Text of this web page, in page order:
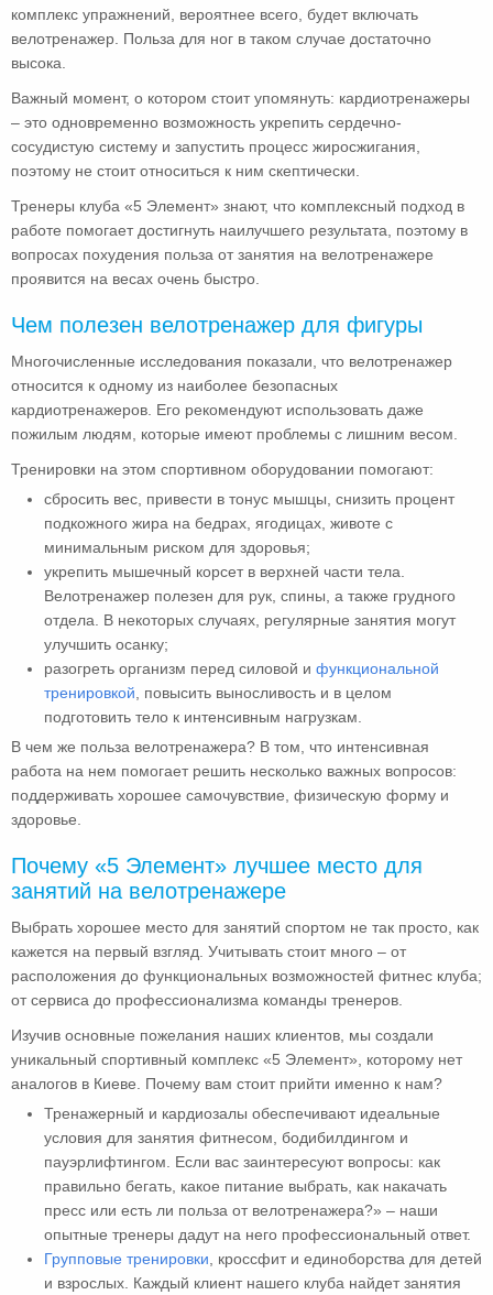
комплекс упражнений, вероятнее всего, будет включать
велотренажер. Польза для ног в таком случае достаточно
высока.
Важный момент, о котором стоит упомянуть: кардиотренажеры
– это одновременно возможность укрепить сердечно-
сосудистую систему и запустить процесс жиросжигания,
поэтому не стоит относиться к ним скептически.
Тренеры клуба «5 Элемент» знают, что комплексный подход в
работе помогает достигнуть наилучшего результата, поэтому в
вопросах похудения польза от занятия на велотренажере
проявится на весах очень быстро.
Чем полезен велотренажер для фигуры
Многочисленные исследования показали, что велотренажер
относится к одному из наиболее безопасных
кардиотренажеров. Его рекомендуют использовать даже
пожилым людям, которые имеют проблемы с лишним весом.
Тренировки на этом спортивном оборудовании помогают:
сбросить вес, привести в тонус мышцы, снизить процент
подкожного жира на бедрах, ягодицах, животе с
минимальным риском для здоровья;
укрепить мышечный корсет в верхней части тела.
Велотренажер полезен для рук, спины, а также грудного
отдела. В некоторых случаях, регулярные занятия могут
улучшить осанку;
разогреть организм перед силовой и функциональной
тренировкой , повысить выносливость и в целом
подготовить тело к интенсивным нагрузкам.
В чем же польза велотренажера? В том, что интенсивная
работа на нем помогает решить несколько важных вопросов:
поддерживать хорошее самочувствие, физическую форму и
здоровье.
Почему «5 Элемент» лучшее место для
занятий на велотренажере
Выбрать хорошее место для занятий спортом не так просто, как
кажется на первый взгляд. Учитывать стоит много – от
расположения до функциональных возможностей фитнес клуба;
от сервиса до профессионализма команды тренеров.
Изучив основные пожелания наших клиентов, мы создали
уникальный спортивный комплекс «5 Элемент», которому нет
аналогов в Киеве. Почему вам стоит прийти именно к нам?
Тренажерный и кардиозалы обеспечивают идеальные
условия для занятия фитнесом, бодибилдингом и
пауэрлифтингом. Если вас заинтересуют вопросы: как
правильно бегать, какое питание выбрать, как накачать
пресс или есть ли польза от велотренажера?» – наши
опытные тренеры дадут на него профессиональный ответ.
Групповые тренировки , кроссфит и единоборства для детей
и взрослых. Каждый клиент нашего клуба найдет занятия